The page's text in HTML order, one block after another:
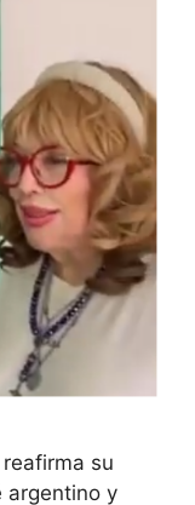
su
argentino y